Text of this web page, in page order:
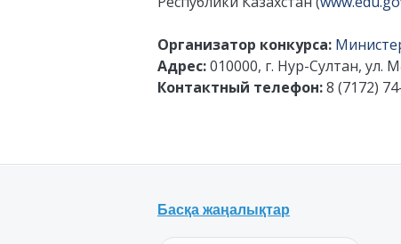
Организатор конкурса:
Адрес:010000, г. Нур-Султан, ул.
Контактный телефон:8 (7172)
Басқа жаңалықтар